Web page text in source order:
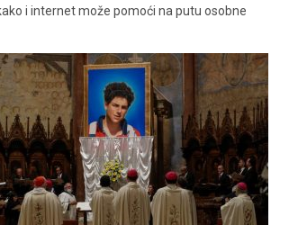
i internet može pomoći na putu osobne